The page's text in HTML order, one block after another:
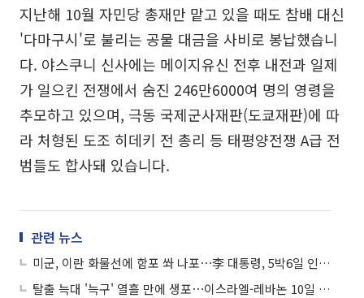
지난해 10월 자민당 총재만 맡고 있을 때도 참배 대신
'다마구시'로 불리는 공물 대금을 사비로 봉납했습니
다. 야스쿠니 신사에는 메이지유신 전후 내전과 일제
가 일으킨 전쟁에서 숨진 246만6000여 명의 영령을
추모하고 있으며, 극동 국제군사재판(도쿄재판)에 따
라 처형된 도조 히데키 전 총리 등 태평양전쟁 A급 전
범들도 합사돼 있습니다.
관련 뉴스
미군, 이란 화물선에 함포 쏴 나포⋯李 대통령, 5박6일 인도·베트남 순방 外
탈출 늑대 '늑구' 열흘 만에 생포⋯이스라엘-레바논 10일 간 휴전 外